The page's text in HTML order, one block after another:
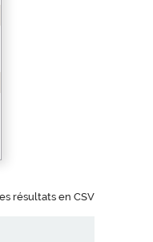
résultats en CSV